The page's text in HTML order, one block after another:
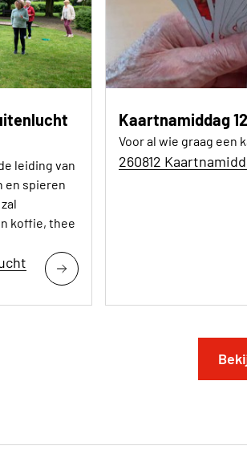
leiding van
en spieren
koffie, thee
Kaartnamiddag
Voor al wie graag een
260812